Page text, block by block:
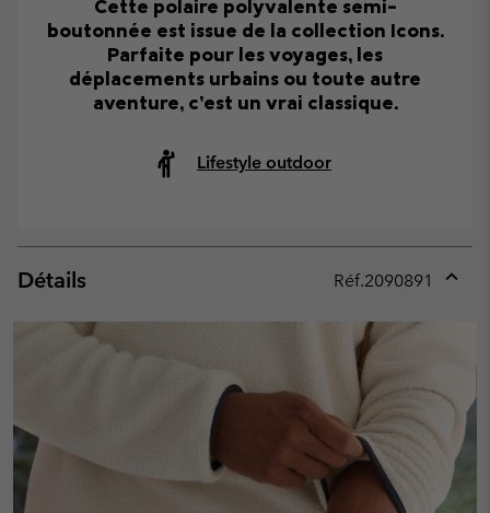
Cette polaire polyvalente semi-
boutonnée est issue de la collection Icons.
Parfaite pour les voyages, les
déplacements urbains ou toute autre
aventure, c’est un vrai classique.
Lifestyle outdoor
Détails Réf.2090891